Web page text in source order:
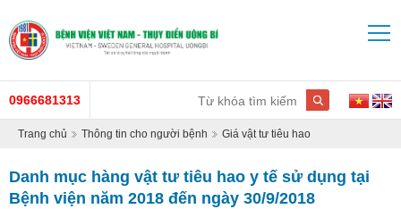
0966681313
Trang chủ Thông tin cho người bệnh Giá vật tư tiêu hao
Danh mục hàng vật tư tiêu hao y tế sử dụng tại
Bệnh viện năm 2018 đến ngày 30/9/2018